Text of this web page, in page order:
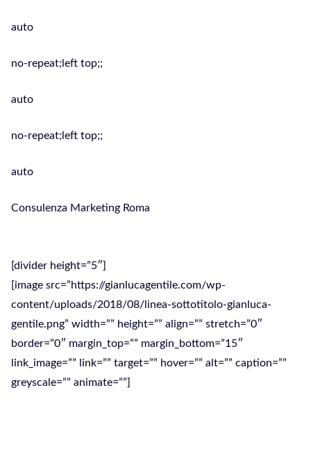
auto
no-repeat;left top;;
auto
no-repeat;left top;;
auto
Consulenza Marketing Roma
[divider height=”5″]
[image src=”https://gianlucagentile.com/wp-
content/uploads/2018/08/linea-sottotitolo-gianluca-
gentile.png” width=”” height=”” align=”” stretch=”0″
border=”0″ margin_top=”” margin_bottom=”15″
link_image=”” link=”” target=”” hover=”” alt=”” caption=””
greyscale=”” animate=””]